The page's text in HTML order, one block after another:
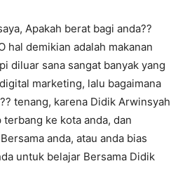
Apakah berat bagi anda??
hal demikian adalah makanan
diluar sana sangat banyak yang
marketing, lalu bagaimana
tenang, karena Didik Arwinsyah
terbang ke kota anda, dan
anda, atau anda bias
untuk belajar Bersama Didik